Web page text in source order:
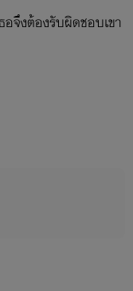
จึงต้องรับผิดชอบเขา